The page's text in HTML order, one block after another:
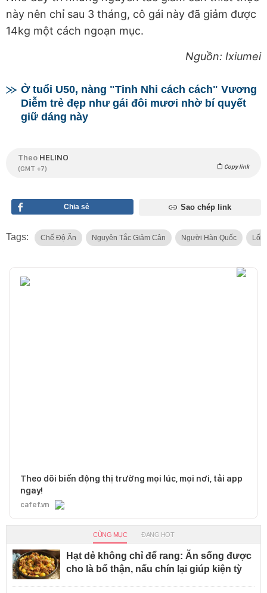
này nên chỉ sau 3 tháng, cô gái này đã giảm được
14kg một cách ngoạn mục.
Nguồn: Ixiumei
Ở tuổi U50, nàng "Tinh Nhi cách cách" Vương
Diễm trẻ đẹp như gái đôi mươi nhờ bí quyết
giữ dáng này
Theo HELINO
(GMT +7) Copy link
Chia sẻ Sao chép link
Tags: Chế Độ Ăn Nguyên Tắc Giảm Cân Người Hàn Quốc Lối
Theo dõi biến động thị trường mọi lúc, mọi nơi, tải app
ngay!
cafef.vn
CÙNG MỤC ĐANG HOT
Hạt dẻ không chỉ để rang: Ăn sống được
cho là bổ thận, nấu chín lại giúp kiện tỳ